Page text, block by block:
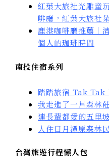
紅葉大旅社光雕童
啡廳，紅葉大旅社
鹿港咖啡廳推薦｜
個人的珈琲時間
南投住宿系列
踏踏旅宿 Tak Tak
我走進了一片森林
連長輩都愛的五里
入住日月潭原森林
台灣旅遊行程懶人包